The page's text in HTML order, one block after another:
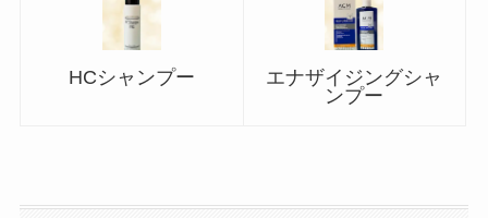
HCシャンプー
エナザイジングシャ
ンプー